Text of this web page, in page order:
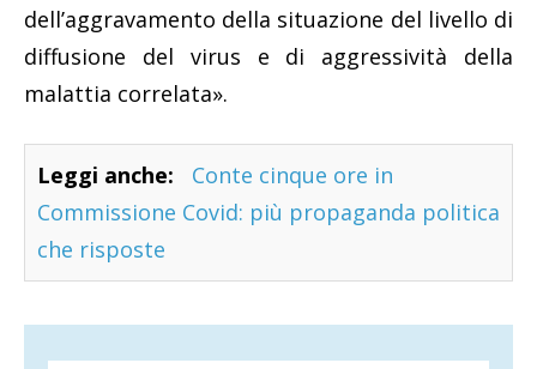
dell’aggravamento della situazione del livello di
diffusione del virus e di aggressività della
malattia correlata».
Leggi anche:
Conte cinque ore in
Commissione Covid: più propaganda politica
che risposte